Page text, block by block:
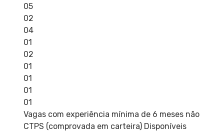
05
02
04
01
02
01
01
01
01
Vagas com experiência mínima de 6 meses não
CTPS (comprovada em carteira) Disponíveis